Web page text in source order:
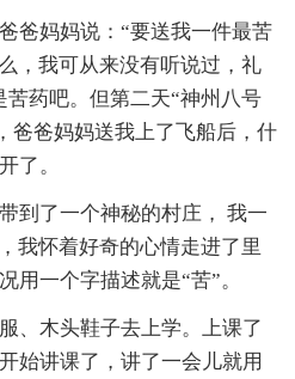
爸妈妈说：“要送我一件最苦
，我可从来没有听说过，礼
药吧。但第二天“神州八号
爸爸妈妈送我上了飞船后，什
了。
到了一个神秘的村庄， 我一
我怀着好奇的心情走进了里
用一个字描述就是“苦”。
、木头鞋子去上学。上课了
始讲课了，讲了一会儿就用